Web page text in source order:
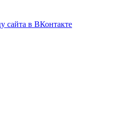
сайта в ВКонтакте